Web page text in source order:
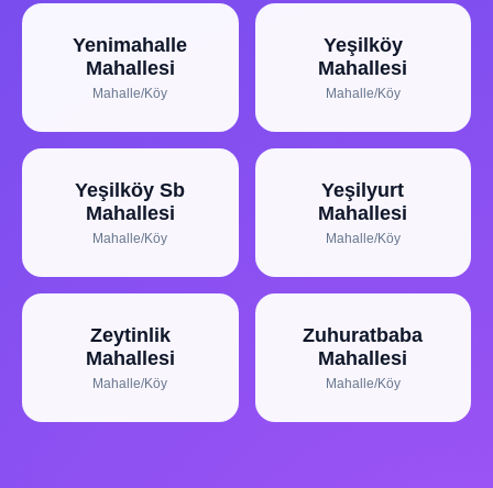
Yenimahalle
Mahallesi
Mahalle/Köy
Yeşilköy
Mahallesi
Mahalle/Köy
Yeşilköy Sb
Mahallesi
Mahalle/Köy
Yeşilyurt
Mahallesi
Mahalle/Köy
Zeytinlik
Mahallesi
Mahalle/Köy
Zuhuratbaba
Mahallesi
Mahalle/Köy